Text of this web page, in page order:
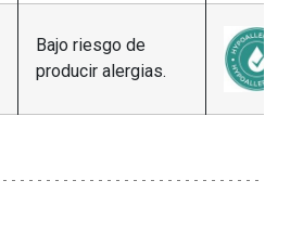
Bajo riesgo de
producir alergias.